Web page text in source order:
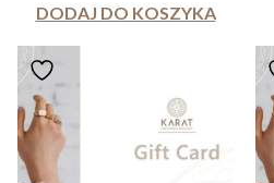
DODAJ DO KOSZYKA